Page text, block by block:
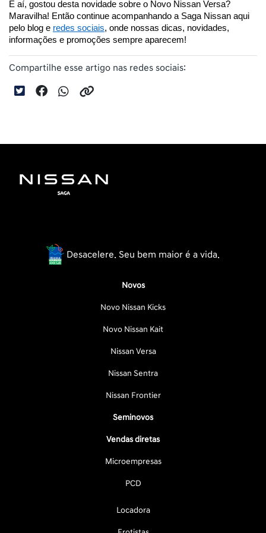
E aí, gostou desta novidade sobre o Novo Nissan Versa?
Maravilha! Então continue acompanhando a Saga Nissan aqui
pelo blog e redes sociais, onde nossas dicas, novidades,
informações e promoções sempre aparecem!
Compartilhe esse artigo nas redes sociais:
Desacelere. Seu bem maior é a vida.
Novos
Novo Nissan Kicks
Novo Nissan Kait
Nissan Versa
Nissan Sentra
Nissan Frontier
Seminovos
Vendas diretas
Microempresas
PCD
Locadora